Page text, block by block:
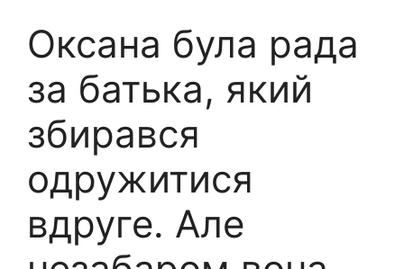
Оксана була рада
за батька, який
збирався
одружитися
вдруге. Але